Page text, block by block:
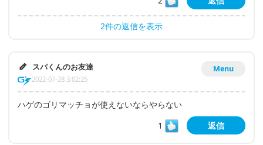
2件の返信を表示
Menu
スパくんのお友達
2022-07-28 3:02:25
ハゲのゴリマッチョが使えないならやらない
1
返信